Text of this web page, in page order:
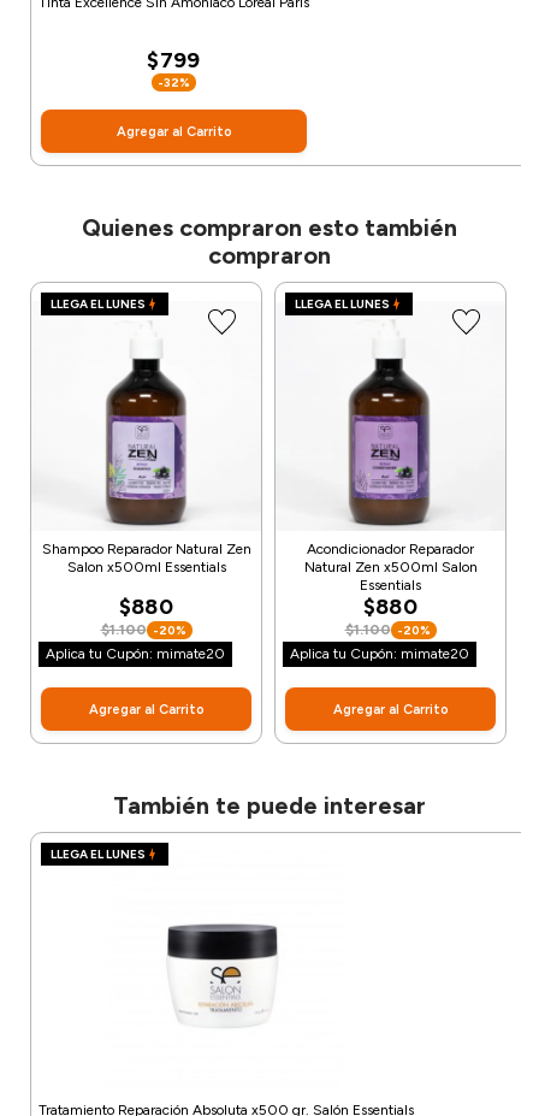
$799
-32%
Agregar al Carrito
Quienes compraron esto también
compraron
LLEGA EL LUNES
Shampoo Reparador Natural Zen
Salon x500ml Essentials
$880
$1.100 -20%
Aplica tu Cupón: mimate20
Agregar al Carrito
LLEGA EL LUNES
Acondicionador Reparador
Natural Zen x500ml Salon
Essentials
$880
$1.100 -20%
Aplica tu Cupón: mimate20
Agregar al Carrito
También te puede interesar
LLEGA EL LUNES
Tratamiento Reparación Absoluta x500 gr. Salón Essentials